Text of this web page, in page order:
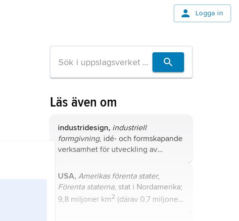
Logga in
Läs även om
industridesign, industriell
formgivning, idé- och formskapande
verksamhet för utveckling av
människa och miljö.
USA, Amerikas förenta stater,
Förenta staterna, stat i Nordamerika;
9,8 miljoner km2 (därav 0,7 miljoner